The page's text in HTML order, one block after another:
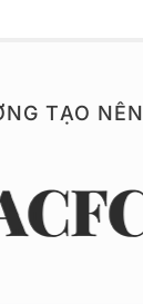
TẠO NÊN